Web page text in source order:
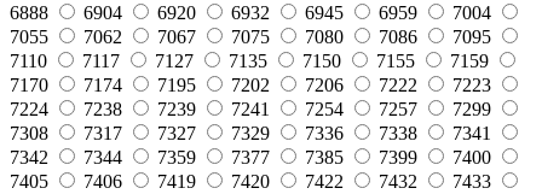
6888
6904 6920 6932 6945 6959
7004
7055
7062 7067 7075 7080 7086
7095
7110
7117 7127 7135 7150 7155
7159
7170
7174 7195 7202 7206 7222
7223
7224
7238 7239 7241 7254 7257
7299
7308
7317 7327 7329 7336 7338
7341
7342
7344 7359 7377 7385 7399
7400
7405
7406 7419 7420 7422 7432
7433